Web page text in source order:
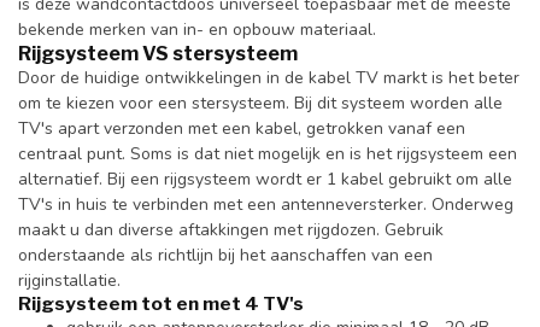
bekende merken van in- en opbouw materiaal.
Rijgsysteem VS stersysteem
Door de huidige ontwikkelingen in de kabel TV markt is het beter
om te kiezen voor een stersysteem. Bij dit systeem worden alle
TV's apart verzonden met een kabel, getrokken vanaf een
centraal punt. Soms is dat niet mogelijk en is het rijgsysteem een
alternatief. Bij een rijgsysteem wordt er 1 kabel gebruikt om alle
TV's in huis te verbinden met een antenneversterker. Onderweg
maakt u dan diverse aftakkingen met rijgdozen. Gebruik
onderstaande als richtlijn bij het aanschaffen van een
rijginstallatie.
Rijgsysteem tot en met 4 TV's